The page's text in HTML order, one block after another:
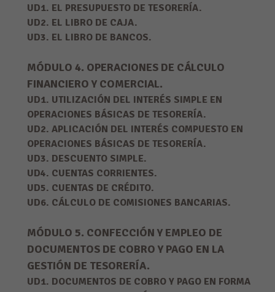
UD1. EL PRESUPUESTO DE TESORERÍA.
UD2. EL LIBRO DE CAJA.
UD3. EL LIBRO DE BANCOS.
MÓDULO 4. OPERACIONES DE CÁLCULO
FINANCIERO Y COMERCIAL.
UD1. UTILIZACIÓN DEL INTERÉS SIMPLE EN
OPERACIONES BÁSICAS DE TESORERÍA.
UD2. APLICACIÓN DEL INTERÉS COMPUESTO EN
OPERACIONES BÁSICAS DE TESORERÍA.
UD3. DESCUENTO SIMPLE.
UD4. CUENTAS CORRIENTES.
UD5. CUENTAS DE CRÉDITO.
UD6. CÁLCULO DE COMISIONES BANCARIAS.
MÓDULO 5. CONFECCIÓN Y EMPLEO DE
DOCUMENTOS DE COBRO Y PAGO EN LA
GESTIÓN DE TESORERÍA.
UD1. DOCUMENTOS DE COBRO Y PAGO EN FORMA